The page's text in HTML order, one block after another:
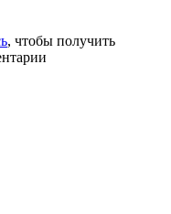
, чтобы получить